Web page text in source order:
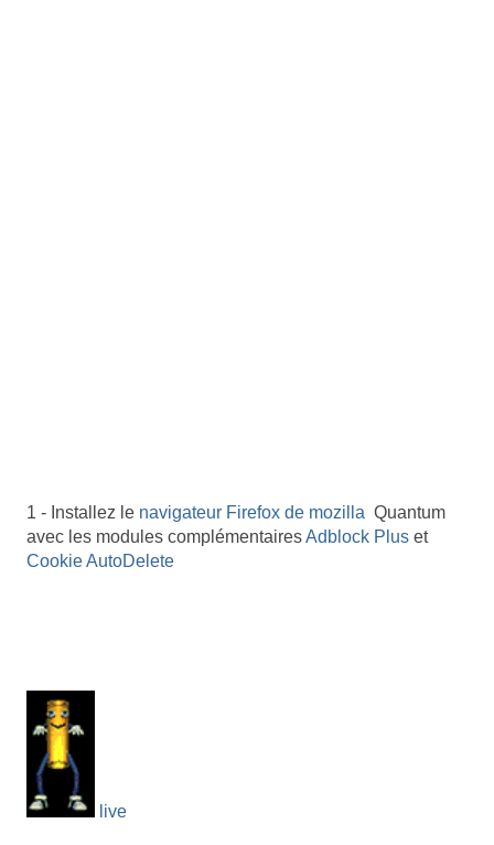
1 - Installez le navigateur Firefox de mozilla Quantum
avec les modules complémentairesAdblock Plus et
Cookie AutoDelete
live